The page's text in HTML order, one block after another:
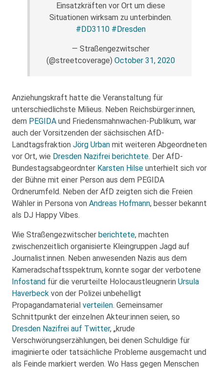
Einsatzkräften vor Ort um diese
Situationen wirksam zu unterbinden.
#DD3110 #Dresden
— Straßengezwitscher
(@streetcoverage) October 31, 2020
Anziehungskraft hatte die Veranstaltung für
unterschiedlichste Milieus. Neben Reichsbürger:innen,
dem PEGIDA und Friedensmahnwachen-Publikum, war
auch der Vorsitzenden der sächsischen AfD-
Landtagsfraktion Jörg Urban mit weiteren Abgeordneten
vor Ort, wie Dresden Nazifrei berichtete. Der AfD-
Bundestagsabgeordnter Karsten Hilse unterhielt sich vor
der Bühne mit einer Person aus dem PEGIDA
Ordnerumfeld. Neben der AfD zeigten sich die Freien
Wähler in Persona von Andreas Hofmann, besser bekannt
als DJ Happy Vibes.
Wie Straßengezwitscher berichtete, machten
zwischenzeitlich organisierte Kleingruppen Jagd auf
Journalist:innen. Neben anwesenden Nazis aus dem
Kameradschaftsspektrum, konnte sogar der verbotene
Infostand für die verurteilte Holocaustleugnerin Ursula
Haverbeck von der Polizei unbehelligt
Propagandamaterial verteilen. Gemeinsamer
Schnittpunkt der einzelnen Akteur:innen seien, so
Dresden Nazifrei auf Twitter, „krude
Verschwörungserzählungen, bei denen Schuldige für
imaginierte oder tatsächliche Probleme ausgemacht und
als Feinde markiert werden. Wo Hass gegen Menschen